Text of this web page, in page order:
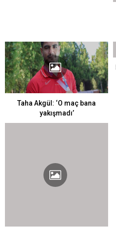
Taha Akgül: ‘O maç bana
yakışmadı’